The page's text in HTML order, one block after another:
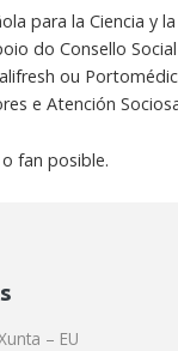
para la Ciencia y
do Consello
ou
e Atención
fan posible.
– EU